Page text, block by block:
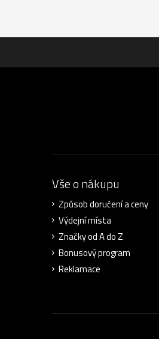
Vše o nákupu
Způsob doručení a ceny
Výdejní místa
Značky od A do Z
Bonusový program
Reklamace